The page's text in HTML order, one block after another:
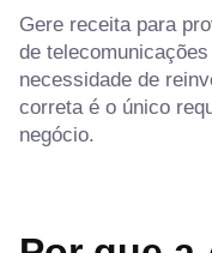
Gere receita para
de
necessidade de
correta é o único
negócio.